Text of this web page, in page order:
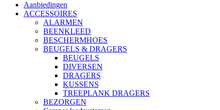
Aanbiedingen
ACCESSOIRES
ALARMEN
BEENKLEED
BESCHERMHOES
BEUGELS & DRAGERS
BEUGELS
DIVERSEN
DRAGERS
KUSSENS
TREEPLANK DRAGERS
BEZORGEN